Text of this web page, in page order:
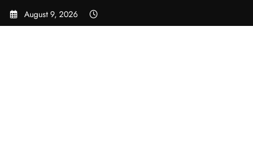
Skip
August 9, 2026